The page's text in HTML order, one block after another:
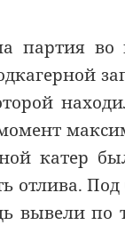
партия
катер
отлива.
вывели по